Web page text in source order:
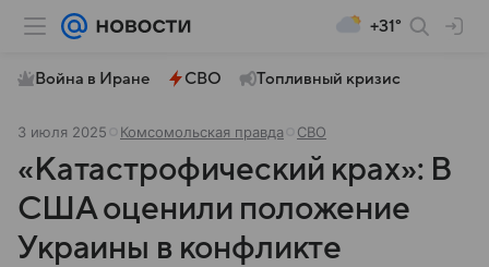
+31°
Война в Иране СВО Топливный кризис
3 июля 2025 Комсомольская правда СВО
«Катастрофический крах»: В
США оценили положение
Украины в конфликте